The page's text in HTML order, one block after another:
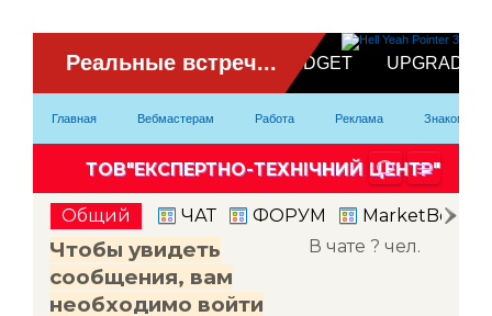
Главная Вебмастерам Работа Реклама Знакомство
ВидеоЧат
Партнерка
Модели
Контакты